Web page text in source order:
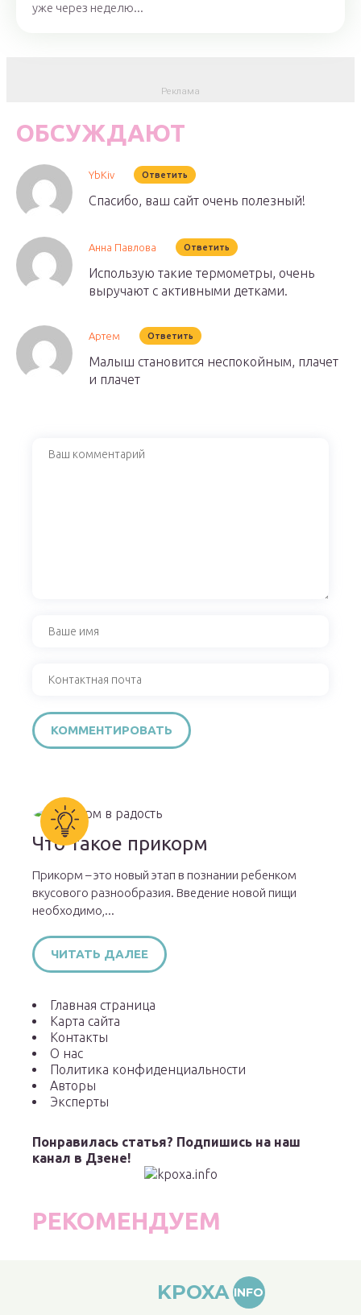
уже через неделю...
ОБСУЖДАЮТ
YbKiv Ответить
Спасибо, ваш сайт очень полезный!
Анна Павлова Ответить
Использую такие термометры, очень
выручают с активными детками.
Артем Ответить
Малыш становится неспокойным, плачет
и плачет
Что такое прикорм
Прикорм – это новый этап в познании ребенком
вкусового разнообразия. Введение новой пищи
необходимо,...
ЧИТАТЬ ДАЛЕЕ
Главная страница
Карта сайта
Контакты
О нас
Политика конфиденциальности
Авторы
Эксперты
Понравилась статья? Подпишись на наш
канал в Дзене!
РЕКОМЕНДУЕМ
KPOXA INFO